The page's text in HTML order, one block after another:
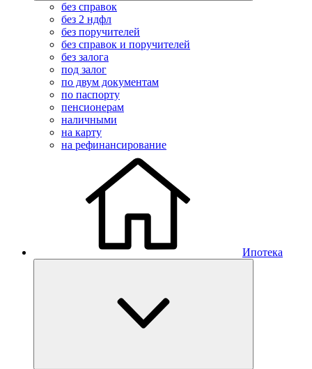
без справок
без 2 ндфл
без поручителей
без справок и поручителей
без залога
под залог
по двум документам
по паспорту
пенсионерам
наличными
на карту
на рефинансирование
Ипотека